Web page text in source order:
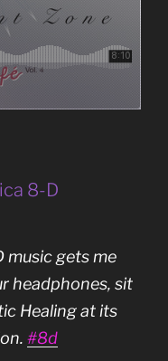
8-D
music gets me
headphones, sit
Healing at its
#8d